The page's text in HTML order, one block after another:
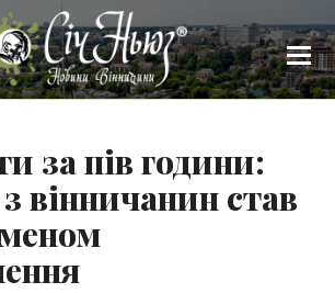
за пів години:
вінничанин став